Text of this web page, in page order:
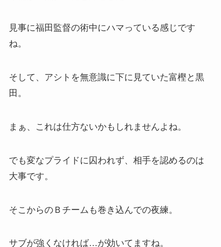
見事に福田監督の術中にハマっている感じです
ね。
そして、アシトを無意識に下に見ていた富樫と黒
田。
まぁ、これは仕方ないかもしれませんよね。
でも変なプライドに囚われず、相手を認めるのは
大事です。
そこからのＢチームも巻き込んでの夜練。
サブが強くなければ…が効いてますね。